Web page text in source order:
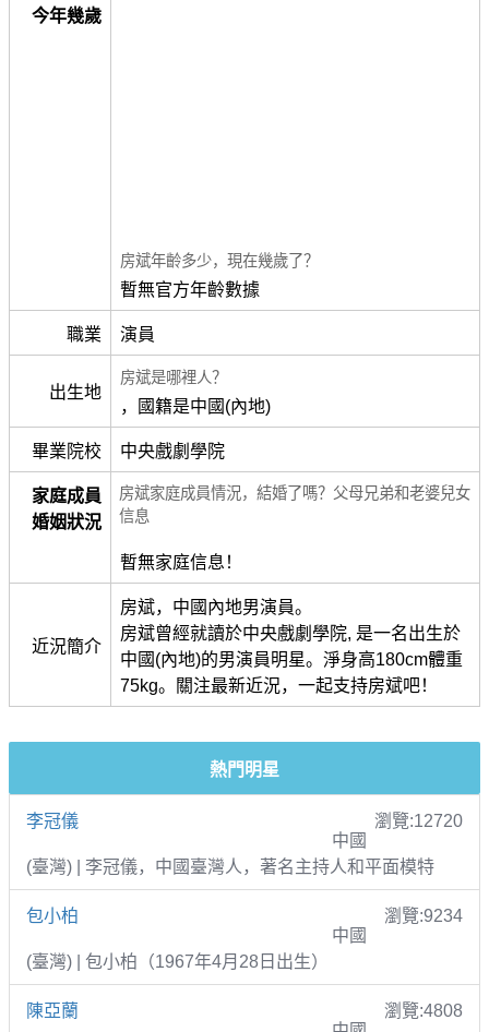
今年幾歲
房斌年齡多少，現在幾歲了？
暫無官方年齡數據
職業 演員
出生地
房斌是哪裡人？
，國籍是中國(內地)
畢業院校 中央戲劇學院
家庭成員
婚姻狀況
房斌家庭成員情況，結婚了嗎？父母兄弟和老婆兒女
信息
暫無家庭信息！
近況簡介
房斌，中國內地男演員。
房斌曾經就讀於中央戲劇學院, 是一名出生於
中國(內地)的男演員明星。淨身高180cm體重
75kg。關注最新近況，一起支持房斌吧！
熱門明星
李冠儀
瀏覽:12720
中國
(臺灣) | 李冠儀，中國臺灣人，著名主持人和平面模特
包小柏
瀏覽:9234
中國
(臺灣) | 包小柏（1967年4月28日出生）
陳亞蘭
瀏覽:4808